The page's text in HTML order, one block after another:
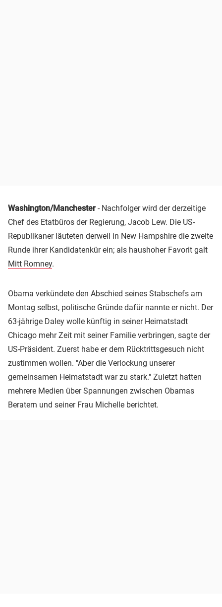
Washington/Manchester - Nachfolger wird der derzeitige
Chef des Etatbüros der Regierung, Jacob Lew. Die US-
Republikaner läuteten derweil in New Hampshire die zweite
Runde ihrer Kandidatenkür ein; als haushoher Favorit galt
Mitt Romney.
Obama verkündete den Abschied seines Stabschefs am
Montag selbst, politische Gründe dafür nannte er nicht. Der
63-jährige Daley wolle künftig in seiner Heimatstadt
Chicago mehr Zeit mit seiner Familie verbringen, sagte der
US-Präsident. Zuerst habe er dem Rücktrittsgesuch nicht
zustimmen wollen. "Aber die Verlockung unserer
gemeinsamen Heimatstadt war zu stark." Zuletzt hatten
mehrere Medien über Spannungen zwischen Obamas
Beratern und seiner Frau Michelle berichtet.